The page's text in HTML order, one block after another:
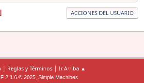
ACCIONES DEL USUARIO
| Reglas y Términos | Ir Arriba ▲
2.1.6 © 2025, Simple Machines